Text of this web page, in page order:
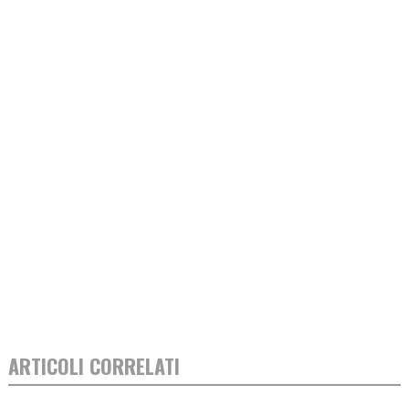
ARTICOLI CORRELATI